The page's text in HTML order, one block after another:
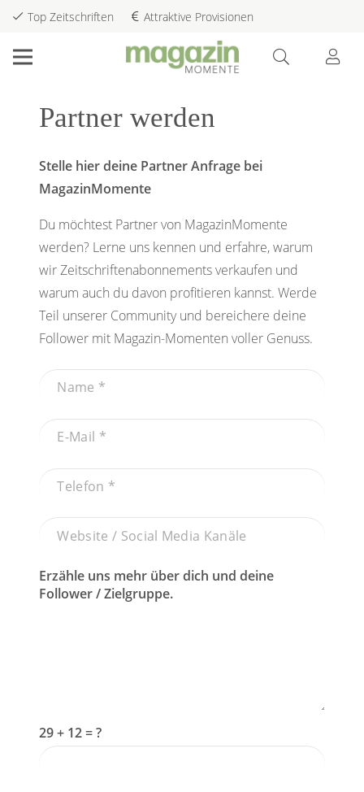
Top Zeitschriften Attraktive Provisionen
Partner werden
Stelle hier deine Partner Anfrage bei
MagazinMomente
Du möchtest Partner von MagazinMomente
werden? Lerne uns kennen und erfahre, warum
wir Zeitschriftenabonnements verkaufen und
warum auch du davon profitieren kannst. Werde
Teil unserer Community und bereichere deine
Follower mit Magazin-Momenten voller Genuss.
Erzähle uns mehr über dich und deine
Follower / Zielgruppe.
29 + 12 = ?